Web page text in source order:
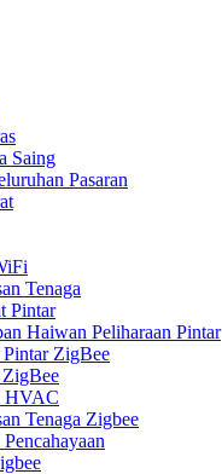
Saing
Pasaran
Tenaga
Pintar
Haiwan Peliharaan Pintar
ZigBee
HVAC
Tenaga Zigbee